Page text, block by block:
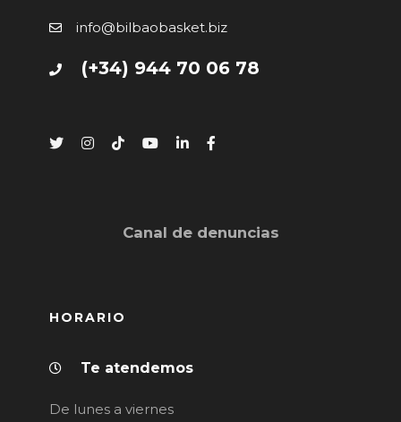
info@bilbaobasket.biz
(+34) 944 70 06 78
Canal de denuncias
HORARIO
Te atendemos
De lunes a viernes